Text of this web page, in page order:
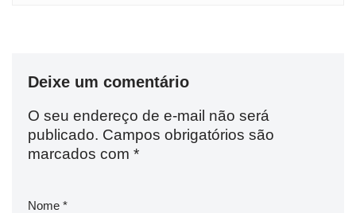
Deixe um comentário
O seu endereço de e-mail não será
publicado. Campos obrigatórios são
marcados com *
Nome *